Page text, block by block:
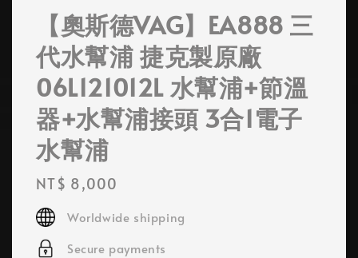
【奧斯德VAG】EA888 三
代水幫浦 捷克製原廠
06L121012L 水幫浦+節溫
器+水幫浦接頭 3合1電子
水幫浦
Regular
price
NT$ 8,000
Worldwide shipping
Secure payments